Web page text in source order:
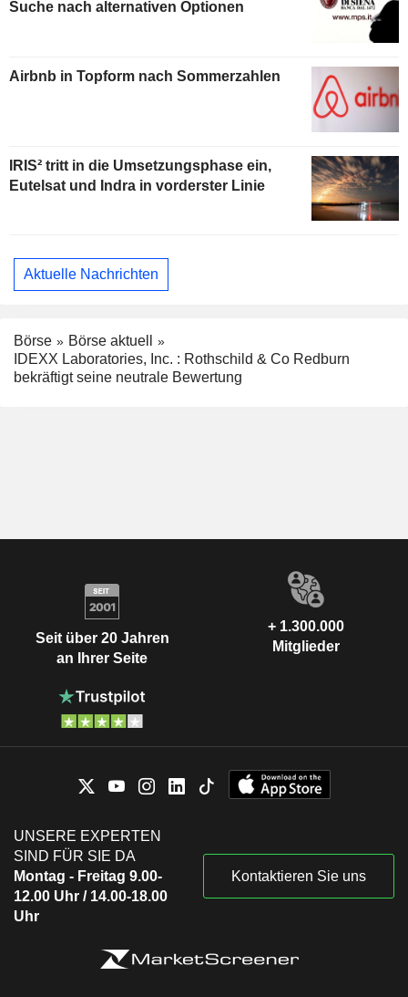
Suche nach alternativen Optionen
Airbnb in Topform nach Sommerzahlen
IRIS² tritt in die Umsetzungsphase ein,
Eutelsat und Indra in vorderster Linie
Aktuelle Nachrichten
Börse
Börse aktuell
IDEXX Laboratories, Inc. : Rothschild & Co Redburn
bekräftigt seine neutrale Bewertung
Seit über 20 Jahren
an Ihrer Seite
+ 1.300.000
Mitglieder
UNSERE EXPERTEN
SIND FÜR SIE DA
Montag - Freitag 9.00-
12.00 Uhr / 14.00-18.00
Uhr
Kontaktieren Sie uns